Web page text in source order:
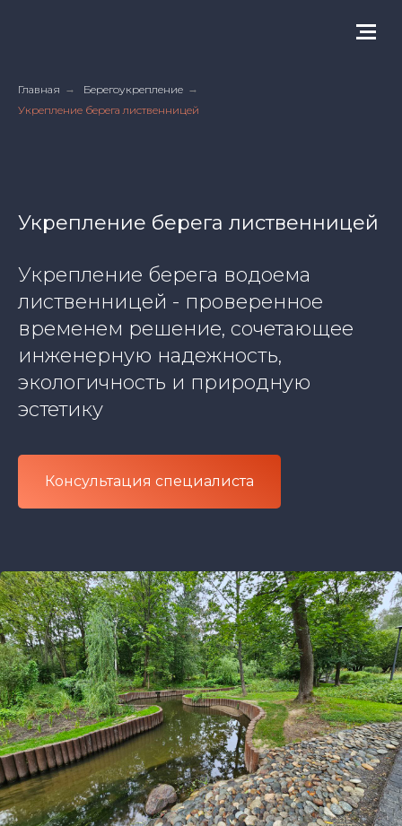
Главная → Берегоукрепление →
Укрепление берега лиственницей
Укрепление берега лиственницей
Укрепление берега водоема
лиственницей - проверенное
временем решение, сочетающее
инженерную надежность,
экологичность и природную
эстетику
Консультация специалиста